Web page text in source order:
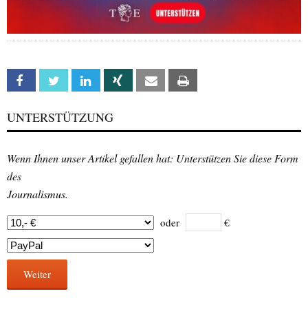
Facebook Twitter Linkedin Xing Email
UNTERSTÜTZUNG
Wenn Ihnen unser Artikel gefallen hat: Unterstützen Sie diese Form
des
Journalismus.
oder €
Weiter